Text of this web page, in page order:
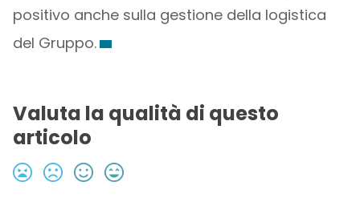
positivo anche sulla gestione della logistica
del Gruppo.
Valuta la qualità di questo
articolo